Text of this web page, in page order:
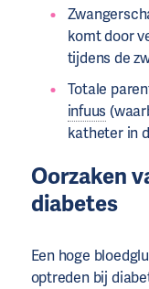
komt door
tijdens de
Totale
infuus
katheter in
Oorzaken
diabetes
Een hoge
optreden bij